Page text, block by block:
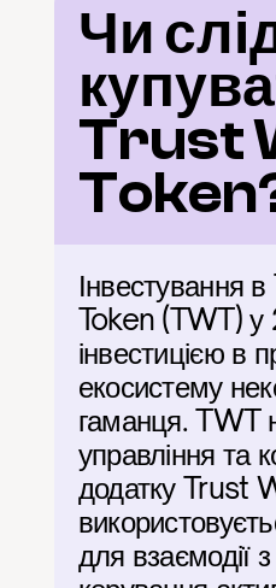
Чи
Trust
Інвестування
Token (TWT) у
інвестицією в
екосистему
гаманця. TWT
управління та
додатку Trust
для взаємодії